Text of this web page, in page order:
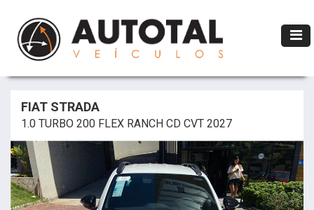
FIAT STRADA
1.0 TURBO 200 FLEX RANCH CD CVT 2027